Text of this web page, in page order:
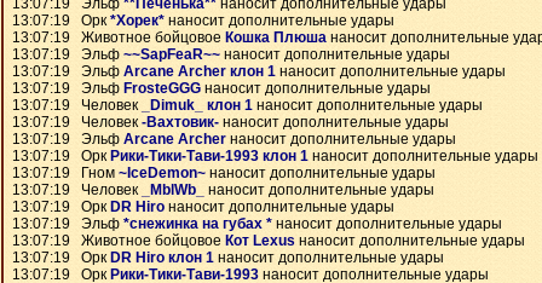
13:07:19 Эльф **Печенька** наносит дополнительные удары
13:07:19 Орк*Хорек* наносит дополнительные удары
13:07:19 Животное бойцовое Кошка Плюша наносит дополнительные
13:07:19 Эльф ~~SapFeaR~~ наносит дополнительные удары
13:07:19 Эльф Arcane Archer клон 1 наносит дополнительные удары
13:07:19 Эльф FrosteGGG наносит дополнительные удары
13:07:19 Человек
_Dimuk_ клон 1 наносит дополнительные удары
13:07:19 Человек-Вахтовик- наносит дополнительные удары
13:07:19 Эльф Arcane Archer наносит дополнительные удары
13:07:19 Орк Рики-Тики-Тави-1993 клон 1 наносит дополнительные удары
13:07:19 Гном ~IceDemon~ наносит дополнительные удары
13:07:19 Человек
_MblWb_
наносит дополнительные удары
13:07:19 Орк DR Hiro наносит дополнительные удары
13:07:19 Эльф *снежинка на губах * наносит дополнительные удары
13:07:19 Животное бойцовое Кот Lexus наносит дополнительные удары
13:07:19 Орк DR Hiro клон 1 наносит дополнительные удары
13:07:19 Орк Рики-Тики-Тави-1993 наносит дополнительные удары